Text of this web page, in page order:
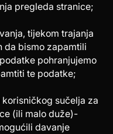
pregleda stranice;
tijekom trajanja
da bismo zapamtili
pohranjujemo
te podatke;
sučelja za
(ili malo duže)-
davanje